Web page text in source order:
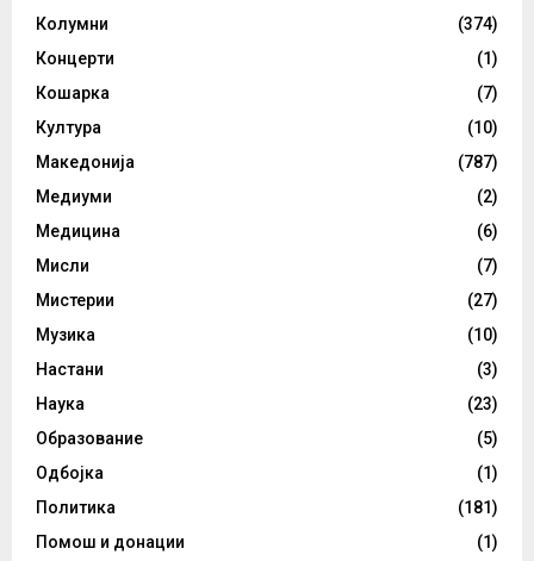
Колумни
(374)
Концерти
(1)
Кошарка
(7)
Култура
(10)
Македонија
(787)
Медиуми
(2)
Медицина
(6)
Мисли
(7)
Мистерии
(27)
Музика
(10)
Настани
(3)
Наука
(23)
Образование
(5)
Одбојка
(1)
Политика
(181)
Помош и донации
(1)